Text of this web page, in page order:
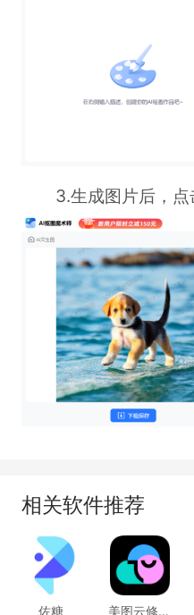
3.生成图片后，点
相关软件推荐
佐糖 美图云修Pro版